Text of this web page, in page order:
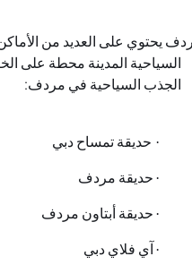
يحتوي على العديد من
السياحية المدينة محطة على
الجذب السياحية في مردف:
· حديقة تمساح دبي
· حديقة مردف
· حديقة أبتاون مردف
· آي فلاي دبي